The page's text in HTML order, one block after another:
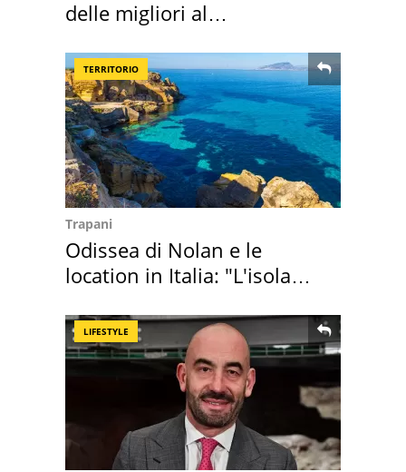
delle migliori al
TERRITORIO
Trapani
Odissea di Nolan e le
location in Italia: "L'isola
LIFESTYLE